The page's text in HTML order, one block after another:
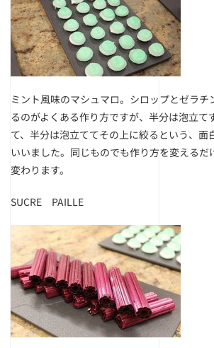
ミント風味のマシュマロ。シロップとゼラチ
るのがよくある作り方ですが、半分は泡立て
て、半分は泡立ててその上に絞るという、面
いいました。同じものでも作り方を変えるだ
変わります。
SUCRE PAILLE